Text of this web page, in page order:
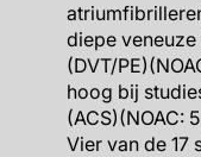
diepe
(DVT/
hoog bij
(ACS)(NOAC:
Vier van de 17